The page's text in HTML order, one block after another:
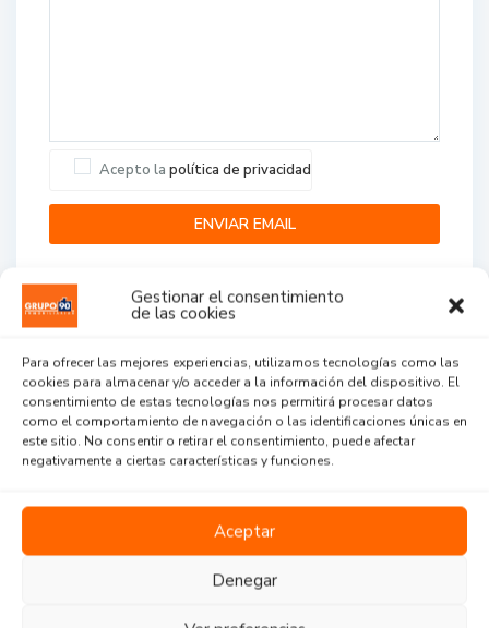
Gestionar el consentimiento
de las cookies
Para ofrecer las mejores experiencias, utilizamos tecnologías como las
cookies para almacenar y/o acceder a la información del dispositivo. El
consentimiento de estas tecnologías nos permitirá procesar datos
como el comportamiento de navegación o las identificaciones únicas en
este sitio. No consentir o retirar el consentimiento, puede afectar
negativamente a ciertas características y funciones.
Aceptar
Denegar
Acepto la política de privacidad
Agent Reviews
...